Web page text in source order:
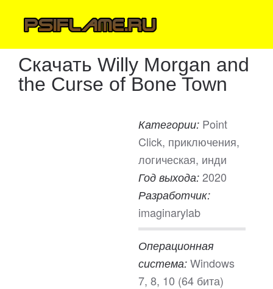
Скачать Willy Morgan and
the Curse of Bone Town
Категории: Point
Click, приключения,
логическая, инди
Год выхода: 2020
Разработчик:
imaginarylab
Операционная
система: Windows
7, 8, 10 (64 бита)